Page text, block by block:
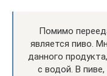
Помимо
является пиво.
данного
с водой. В